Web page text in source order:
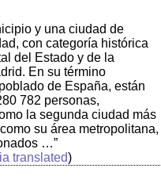
y una ciudad de
con categoría histórica
del Estado y de la
En su término
de España, están
782 personas,
la segunda ciudad más
su área metropolitana,
…”
translated)